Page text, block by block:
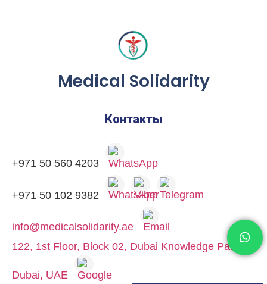
Medical Solidarity
Контакты
+971 50 560 4203
+971 50 102 9382
info@medicalsolidarity.ae
122, 1st Floor, Block 02, Dubai Knowledge Park,
Dubai, UAE